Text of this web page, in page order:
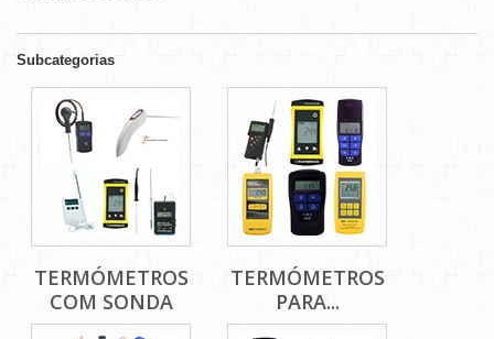
Subcategorias
TERMÓMETROS
COM SONDA
TERMÓMETROS
PARA...